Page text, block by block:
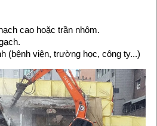
cao hoặc trần nhôm.
(bệnh viện, trường học, công ty...)